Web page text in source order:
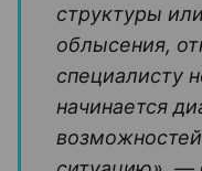
структуры
облысения,
специалисту
начинается